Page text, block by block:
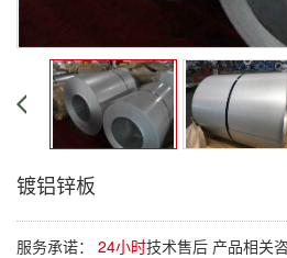
镀铝锌板
服务承诺： 24小时技术售后 产品相关